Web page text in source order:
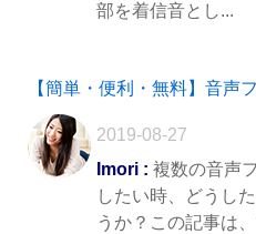
部を着信音とし...
【簡単・便利・無料】音声
2019-08-27
Imori : 複数の音声
したい時、どうし
うか？この記事は